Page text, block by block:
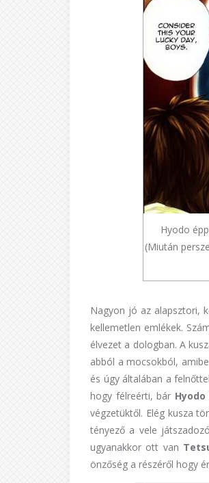
Hyodo
(Miután
Nagyon jó az alapsztori,
kellemetlen emlékek.
élvezet a dologban. A
abból a mocsokból,
és úgy általában a
hogy félreérti, bár Hyodo
végzetüktől. Elég kusza
tényező a vele
ugyanakkor ott van
önzőség a részéről hogy